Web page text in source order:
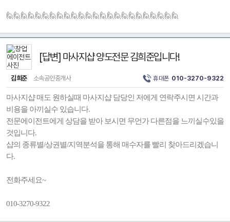
🙋🙋🙋🙋🙋🙋🙋🙋🙋🙋🙋🙋🙋🙋🙋🙋🙋🙋🙋🙋🙋🙋🙋🙋
[답변] 마사지샵 양도전문 김희준입니다!
김희준 소속공인중개사 휴대폰 010-3270-9322
마사지샵 매도 원하실때 마사지샵 담당인 저에게 연락주시면 시간과
비용을 아끼실수 있습니다.
전문에이전트에게 상담을 받아 보시면 무언가 다른점을 느끼실수있을
것입니다.
샵의 종류별/상권별/지역분석을 통해 매수자를 빨리 찾아드리겠습니
다.
전화주세요~
010-3270-9322